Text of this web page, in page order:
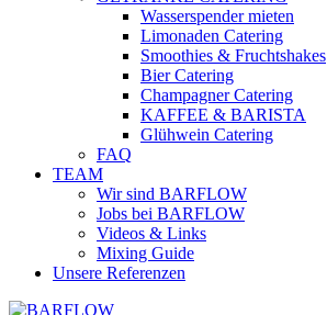
Wasserspender mieten
Limonaden Catering
Smoothies & Fruchtshakes
Bier Catering
Champagner Catering
KAFFEE & BARISTA
Glühwein Catering
FAQ
TEAM
Wir sind BARFLOW
Jobs bei BARFLOW
Videos & Links
Mixing Guide
Unsere Referenzen